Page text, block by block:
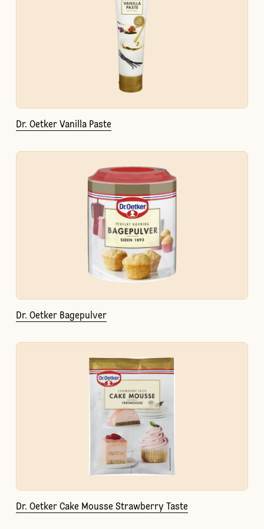
Dr. Oetker Vanilla Paste
Dr. Oetker Bagepulver
Dr. Oetker Cake Mousse Strawberry Taste